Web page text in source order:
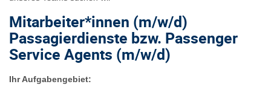
Mitarbeiter*innen (m/w/d)
Passagierdienste bzw. Passenger
Service Agents (m/w/d)
Ihr Aufgabengebiet: